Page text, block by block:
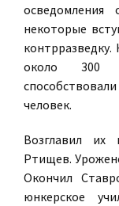
некоторые
около 300
человек.
Возглавил их
Ртищев.
Окончил
юнкерское